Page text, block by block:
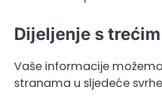
Dijeljenje s
Vaše informacije
stranama u sljedeće